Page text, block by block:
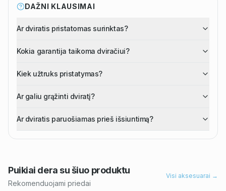
DAŽNI KLAUSIMAI
Ar dviratis pristatomas surinktas?
Kokia garantija taikoma dviračiui?
Kiek užtruks pristatymas?
Ar galiu grąžinti dviratį?
Ar dviratis paruošiamas prieš išsiuntimą?
Puikiai dera su šiuo produktu
Rekomenduojami priedai
Visi aksesuarai →